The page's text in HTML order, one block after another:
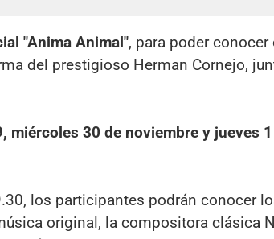
"Anima Animal", para poder conocer
del prestigioso Herman Cornejo,
miércoles 30 de noviembre y jueves
los participantes podrán conocer
original, la compositora clásica